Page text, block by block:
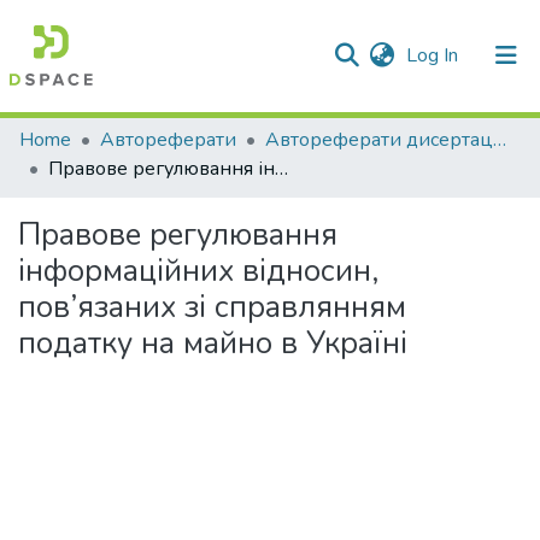
Log In (current)
Communities & Collections
All of DSpace
Statistics
Home Автореферати
Автореферати дисертацій
Правове регулювання інформаційних відносин, пов’язаних зі справлянням податку на майно в Україні
Правове регулювання
інформаційних відносин,
пов’язаних зі справлянням
податку на майно в Україні